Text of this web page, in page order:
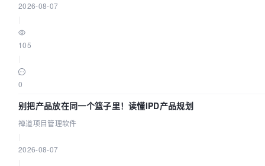
2026-08-07
105
0
别把产品放在同一个篮子里！读懂IPD产品规划
禅道项目管理软件
2026-08-07